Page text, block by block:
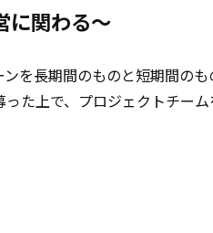
に関わる～
を長期間のものと短期間の
た上で、プロジェクトチー